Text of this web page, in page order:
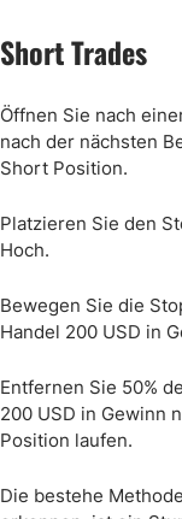
Short Trades
Öffnen Sie nach
nach der nächsten
Short Position.
Platzieren Sie den
Hoch.
Bewegen Sie die
Handel 200 USD in
Entfernen Sie 50%
200 USD in Gewinn
Position laufen.
Die bestehe